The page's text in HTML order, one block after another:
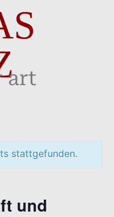
art
stattgefunden.
und